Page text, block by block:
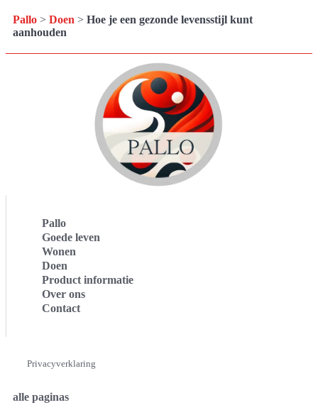
Pallo > Doen > Hoe je een gezonde levensstijl kunt
aanhouden
Pallo
Goede leven
Wonen
Doen
Product informatie
Over ons
Contact
Privacyverklaring
alle paginas